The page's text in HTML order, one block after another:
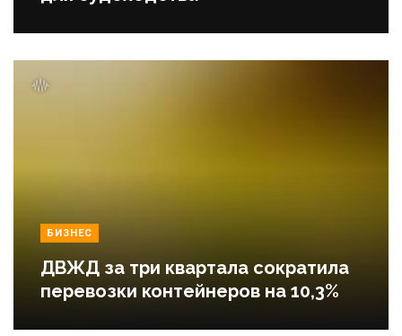
БИЗНЕС
ДВЖД за три квартала сократила
перевозки контейнеров на 10,3%